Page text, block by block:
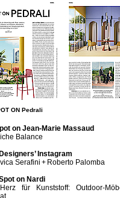
ON Pedrali
on Jean-Marie Massaud
Balance
Instagram
Serafini + Roberto Palomba
on Nardi
für Kunststoff: Outdoor-